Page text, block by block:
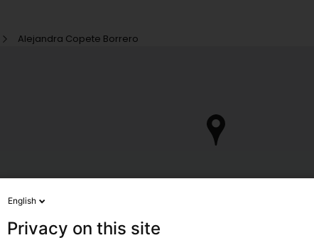
Alejandra Copete Borrero
English
Privacy on this site